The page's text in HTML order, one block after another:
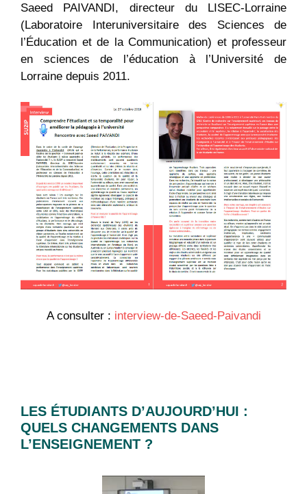
Saeed PAIVANDI, directeur du LISEC-Lorraine
(Laboratoire Interuniversitaire des Sciences de
l’Éducation et de la Communication) et professeur
en sciences de l’éducation à l’Université de
Lorraine depuis 2011.
A consulter : interview-de-Saeed-Paivandi
LES ÉTUDIANTS D’AUJOURD’HUI :
QUELS CHANGEMENTS DANS
L’ENSEIGNEMENT ?